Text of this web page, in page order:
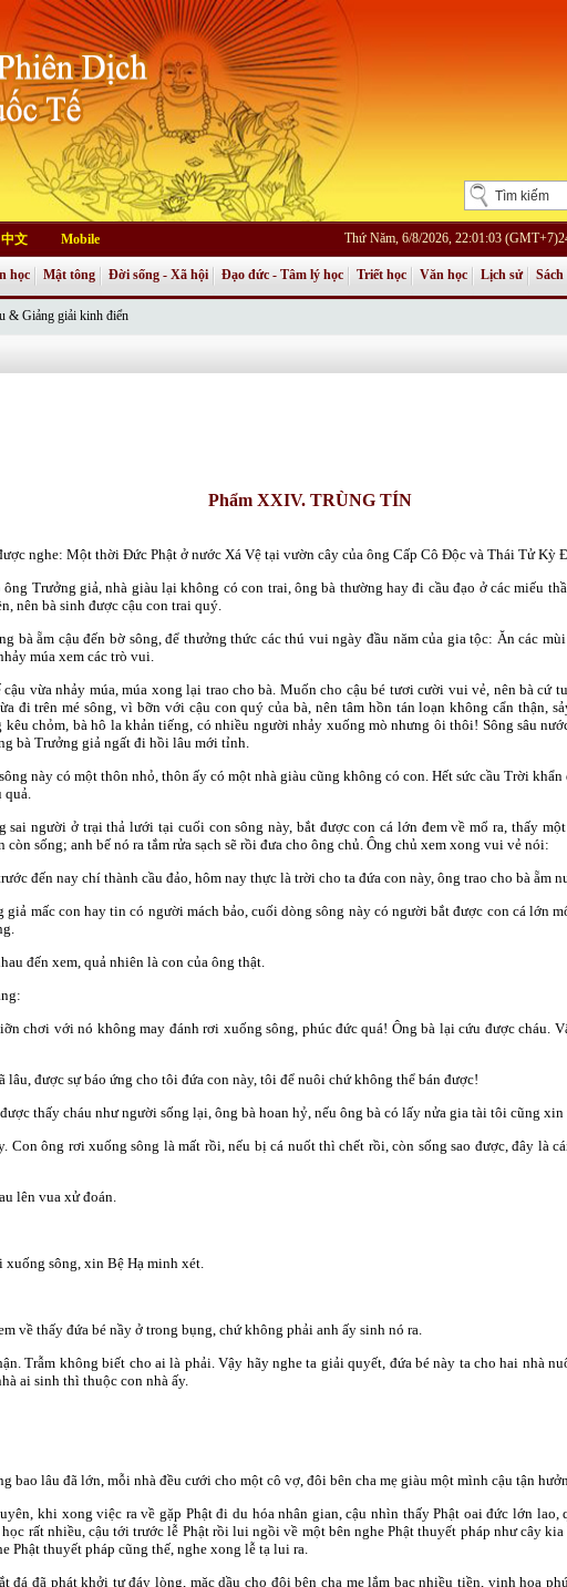
中文 Mobile Thứ Năm, 6/8/2026, 22:01:03
& Giảng giải kinh điển
học Mật tông Đời sống - Xã hội Đạo đức - Tâm lý học Triết học Văn học Lịch sử
Phẩm XXIV.TRÙNG TÍN
nghe: Một thời Ðức Phật ở nước Xá Vệ tại vườn cây của ông Cấp Cô Độc và Thái Tử Kỳ
ông Trưởng giả, nhà giàu lại không có con trai, ông bà thường hay đi cầu đạo ở các miếu
nên bà sinh được cậu con trai quý.
bà ẵm cậu đến bờ sông, để thưởng thức các thú vui ngày đầu năm của gia tộc: Ăn các
múa xem các trò vui.
cậu vừa nhảy múa, múa xong lại trao cho bà. Muốn cho cậu bé tươi cười vui vẻ, nên bà cứ
đi trên mé sông, vì bỡn với cậu con quý của bà, nên tâm hồn tán loạn không cẩn thận,
kêu chỏm, bà hô la khản tiếng, có nhiều người nhảy xuống mò nhưng ôi thôi! Sông sâu
bà Trưởng giả ngất đi hồi lâu mới tỉnh.
này có một thôn nhỏ, thôn ấy có một nhà giàu cũng không có con. Hết sức cầu Trời khẩn
quả.
sai người ở trại thả lưới tại cuối con sông này, bắt được con cá lớn đem về mổ ra, thấy
còn sống; anh bế nó ra tắm rửa sạch sẽ rồi đưa cho ông chủ. Ông chủ xem xong vui vẻ nói:
đến nay chí thành cầu đảo, hôm nay thực là trời cho ta đứa con này, ông trao cho bà ẵm
giả mấc con hay tin có người mách bảo, cuối dòng sông này có người bắt được con cá lớn
đến xem, quả nhiên là con của ông thật.
chơi với nó không may đánh rơi xuống sông, phúc đức quá! Ông bà lại cứu được cháu.
được sự báo ứng cho tôi đứa con này, tôi để nuôi chứ không thể bán được!
thấy cháu như người sống lại, ông bà hoan hỷ, nếu ông bà có lấy nửa gia tài tôi cũng xin
ông rơi xuống sông là mất rồi, nếu bị cá nuốt thì chết rồi, còn sống sao được, đây là
lên vua xử đoán.
sông, xin Bệ Hạ minh xét.
về thấy đứa bé nầy ở trong bụng, chứ không phải anh ấy sinh nó ra.
Trẫm không biết cho ai là phải. Vậy hãy nghe ta giải quyết, đứa bé này ta cho hai nhà
ai sinh thì thuộc con nhà ấy.
bao lâu đã lớn, mỗi nhà đều cưới cho một cô vợ, đôi bên cha mẹ giàu một mình cậu tận
khi xong việc ra về gặp Phật đi du hóa nhân gian, cậu nhìn thấy Phật oai đức lớn lao,
rất nhiều, cậu tới trước lễ Phật rồi lui ngồi về một bên nghe Phật thuyết pháp như cây
Phật thuyết pháp cũng thế, nghe xong lễ tạ lui ra.
đá đã phát khởi tự đáy lòng, mặc dầu cho đôi bên cha mẹ lắm bạc nhiều tiền, vinh hoa